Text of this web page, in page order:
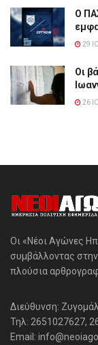
Ο
29
Οι
26
Οι «Νέοι Αγώνες
συμβάλλοντας
πλούσια
Διεύθυνση:
Τηλ: 2651027627,
Email: